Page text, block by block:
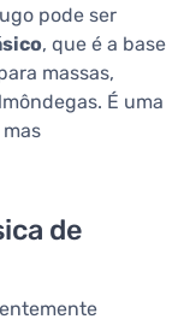
pode ser
, que é a base
massas,
É uma
de